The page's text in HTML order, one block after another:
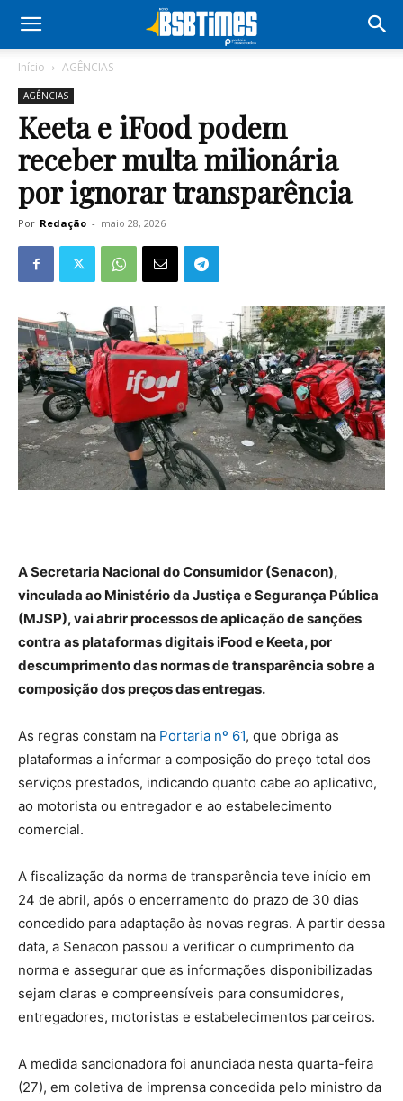
Início AGÊNCIAS
AGÊNCIAS
Keeta e iFood podem
receber multa milionária
por ignorar transparência
Por Redação - maio 28, 2026
A Secretaria Nacional do Consumidor (Senacon),
vinculada ao Ministério da Justiça e Segurança Pública
(MJSP), vai abrir processos de aplicação de sanções
contra as plataformas digitais iFood e Keeta, por
descumprimento das normas de transparência sobre a
composição dos preços das entregas.
As regras constam na Portaria nº 61, que obriga as
plataformas a informar a composição do preço total dos
serviços prestados, indicando quanto cabe ao aplicativo,
ao motorista ou entregador e ao estabelecimento
comercial.
A fiscalização da norma de transparência teve início em
24 de abril, após o encerramento do prazo de 30 dias
concedido para adaptação às novas regras. A partir dessa
data, a Senacon passou a verificar o cumprimento da
norma e assegurar que as informações disponibilizadas
sejam claras e compreensíveis para consumidores,
entregadores, motoristas e estabelecimentos parceiros.
A medida sancionadora foi anunciada nesta quarta-feira
(27), em coletiva de imprensa concedida pelo ministro da